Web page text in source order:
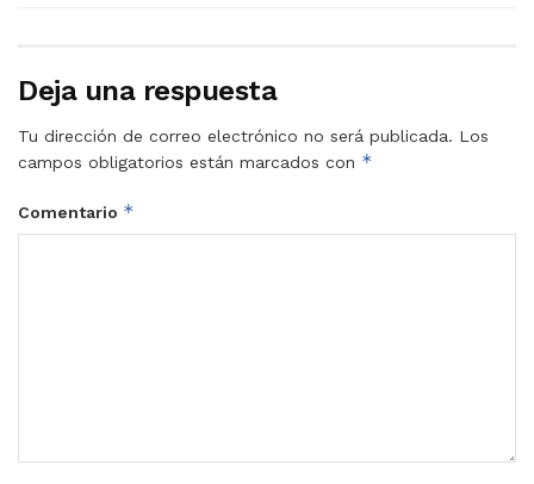
Deja una respuesta
Tu dirección de correo electrónico no será publicada. Los
campos obligatorios están marcados con *
Comentario *